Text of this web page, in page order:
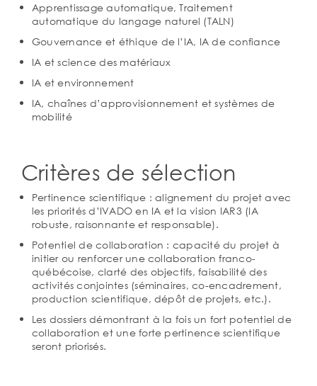
Apprentissage automatique, Traitement
automatique du langage naturel (TALN)
Gouvernance et éthique de l’IA, IA de confiance
IA et science des matériaux
IA et environnement
IA, chaînes d’approvisionnement et systèmes de
mobilité
Critères de sélection
Pertinence scientifique : alignement du projet avec
les priorités d’IVADO en IA et la vision IAR3 (IA
robuste, raisonnante et responsable).
Potentiel de collaboration : capacité du projet à
initier ou renforcer une collaboration franco-
québécoise, clarté des objectifs, faisabilité des
activités conjointes (séminaires, co-encadrement,
production scientifique, dépôt de projets, etc.).
Les dossiers démontrant à la fois un fort potentiel de
collaboration et une forte pertinence scientifique
seront priorisés.